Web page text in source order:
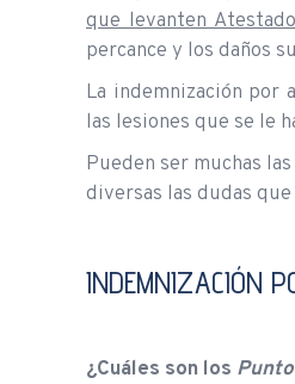
que levanten
percance y los daños
La indemnización por
las lesiones que se le
Pueden ser muchas
diversas las dudas
INDEMNIZACIÓN
¿Cuáles son los